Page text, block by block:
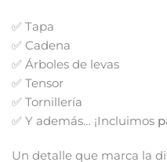
✅ Tapa
✅ Cadena
✅ Árboles de levas
✅ Tensor
✅ Tornillería
✅ Y además… ¡Incluimos
Un detalle que marca la